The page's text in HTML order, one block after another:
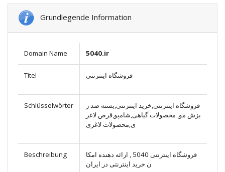
Grundlegende Information
Domain Name 5040.ir
Titel فروشگاه اینترنتی
Schlüsselwörter
فروشگاه اینترنتی,خرید اینترنتی,بسته ضد ر
یزش مو, محصولات گیاهی,شامپو,قرص لاغر
ی,محصولات لاغری
Beschreibung
فروشگاه اینترنتی 5040 , ارائه دهنده امکا
ن خرید اینترنتی در ایران